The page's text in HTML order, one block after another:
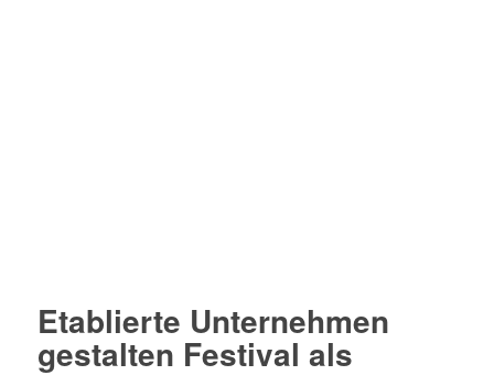
Etablierte Unternehmen
gestalten Festival als